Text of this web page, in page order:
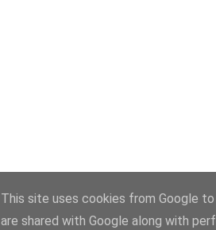
This site uses cookies from Google
are shared with Google along with